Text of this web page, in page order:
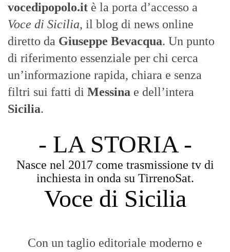
vocedipopolo.it è la porta d’accesso a
Voce di Sicilia, il blog di news online
diretto da Giuseppe Bevacqua. Un punto
di riferimento essenziale per chi cerca
un’informazione rapida, chiara e senza
filtri sui fatti di Messina e dell’intera
Sicilia.
- LA STORIA -
Nasce nel 2017 come trasmissione tv di
inchiesta in onda su TirrenoSat.
Voce di Sicilia
Con un taglio editoriale moderno e